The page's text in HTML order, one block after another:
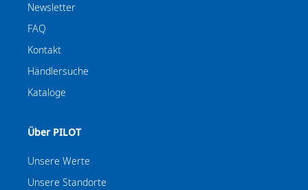
Newsletter
FAQ
Kontakt
Händlersuche
Kataloge
Über PILOT
Unsere Werte
Unsere Standorte